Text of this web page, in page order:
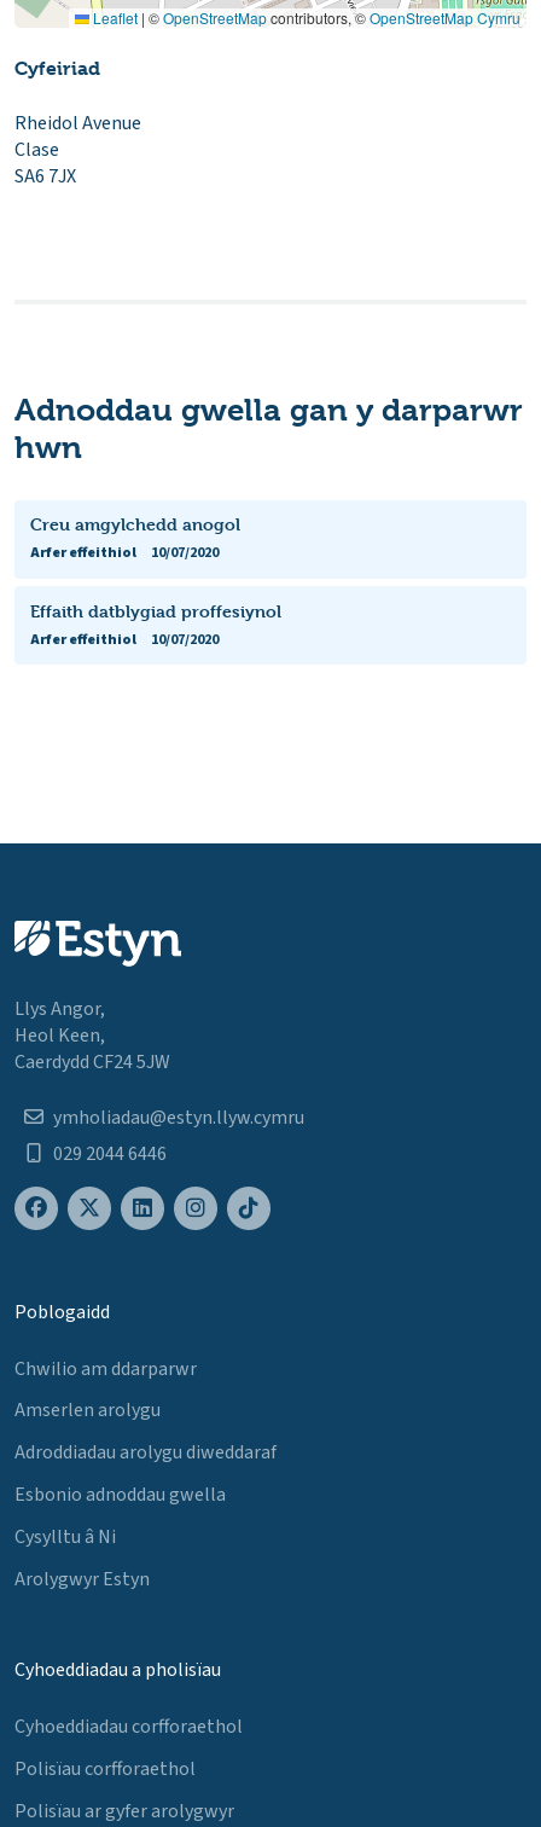
Leaflet | ©OpenStreetMapcontributors, ©OpenStreetMap Cymru
Cyfeiriad
Rheidol Avenue
Clase
SA6 7JX
Adnoddau gwella gan y darparwr
hwn
Creu amgylchedd anogol
Arfer effeithiol
10/07/2020
Effaith datblygiad proffesiynol
Arfer effeithiol
10/07/2020
Llys Angor,
Heol Keen,
Caerdydd CF24 5JW
ymholiadau@estyn.llyw.cymru
029 2044 6446
Poblogaidd
Chwilio am ddarparwr
Amserlen arolygu
Adroddiadau arolygu diweddaraf
Esbonio adnoddau gwella
Cysylltu â Ni
Arolygwyr Estyn
Cyhoeddiadau a pholisïau
Cyhoeddiadau corfforaethol
Polisïau corfforaethol
Polisïau ar gyfer arolygwyr